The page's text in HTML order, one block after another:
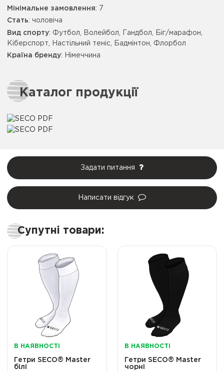
Мінімальне замовлення: 7
Стать: чоловіча
Вид спорту: Футбол, Волейбол, Гандбол, Біг/марафон,
Кіберспорт, Настільний теніс, Бадмінтон, Флорбол
Країна бренду: Німеччина
Каталог продукції
Задати питання
Написати відгук
Супутні товари:
В НАЯВНОСТІ
Гетри SECO® Master
білі
В НАЯВНОСТІ
Гетри SECO® Master
чорні